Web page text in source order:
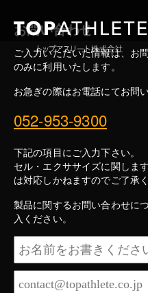
お問い合わせ
ご入力いただいた情報は、お
のみに利用いたします。
お急ぎの際はお電話にてお問
052-953-9300
下記の項目にご入力下さい。
セル・エクササイズに関しま
は対応しかねますのでご了承く
製品に関するお問い合わせに
入ください。